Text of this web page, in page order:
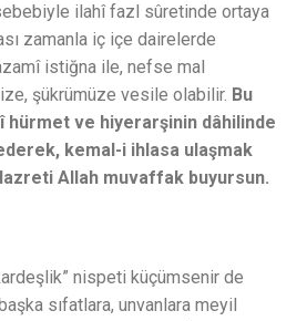
ilahî fazl sûretinde ortaya
zamanla iç içe dairelerde
istiğna ile, nefse mal
şükrümüze vesile olabilir. Bu
hürmet ve hiyerarşinin dâhilinde
kemal-i ihlasa ulaşmak
Allah muvaffak buyursun.
nispeti küçümsenir de
sıfatlara, unvanlara meyil